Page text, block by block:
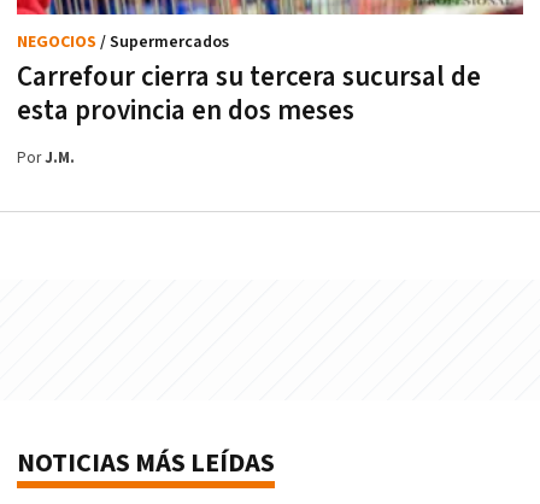
Carrefour cierra su tercera sucursal de
esta provincia en dos meses
NEGOCIOS / Supermercados
PorJ.M.
NOTICIAS MÁS LEÍDAS